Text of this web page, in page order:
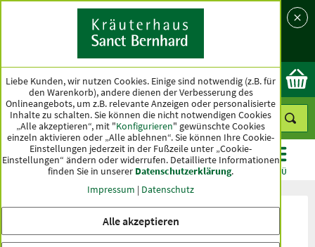
Land
Ok
KATEGORIEN ANGEBOTE TOPSELLER MENÜ
Produktbewertungen Bio-
Mandelprotein-Pulver
Liebe Kunden, wir nutzen Cookies. Einige sind notwendig (z.B. für
den Warenkorb), andere dienen der Verbesserung des
Onlineangebots, um z.B. relevante Anzeigen oder personalisierte
Inhalte zu schalten. Sie können die nicht notwendigen Cookies
„Alle akzeptieren“, mit "Konfigurieren" gewünschte Cookies
einzeln aktivieren oder „Alle ablehnen“. Sie können Ihre Cookie-
Einstellungen jederzeit in der Fußzeile unter „Cookie-
Einstellungen“ ändern oder widerrufen. Detaillierte Informationen
finden Sie in unserer Datenschutzerklärung.
Impressum | Datenschutz
Alle akzeptieren